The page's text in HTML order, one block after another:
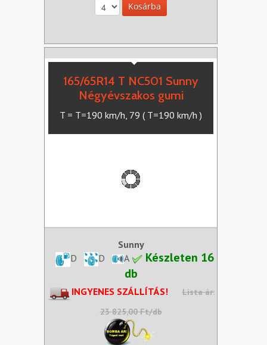
165/65R14 T NC501 Sunny
Négyévszakos gumi
T = T=190 km/h, 79 ( T=190 km/h )
Sunny
D
D A
Készleten 16
db
INGYENES SZÁLLÍTÁS!
Lista ár:
23 825,00 Ft/db